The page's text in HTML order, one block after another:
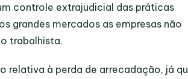
controle extrajudicial das práticas
grandes mercados as empresas não
trabalhista.
à perda de arrecadação, já